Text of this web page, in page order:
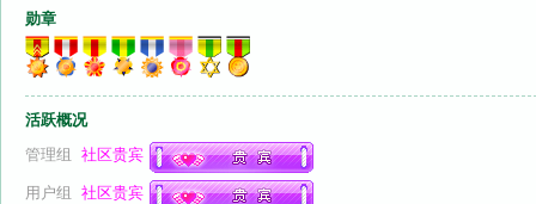
勋章
活跃概况
管理组 社区贵宾
用户组 社区贵宾